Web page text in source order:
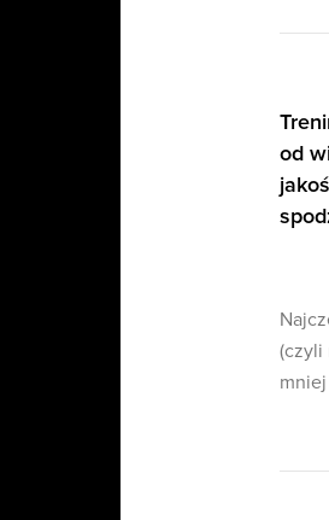
od
(czyli